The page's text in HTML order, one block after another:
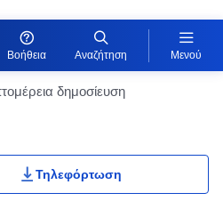
Βοήθεια Αναζήτηση Μενού
δημοσίευση
Portlet
Τηλεφόρτωση